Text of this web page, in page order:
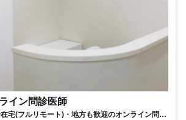
イン問診医師
宅(フルリモート)・地方も歓迎のオンライン問診